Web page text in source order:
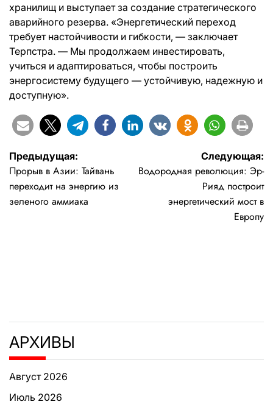
хранилищ и выступает за создание стратегического
аварийного резерва. «Энергетический переход
требует настойчивости и гибкости, — заключает
Терпстра. — Мы продолжаем инвестировать,
учиться и адаптироваться, чтобы построить
энергосистему будущего — устойчивую, надежную и
доступную».
Навигация
по
записям
Предыдущая:
Прорыв в Азии: Тайвань
переходит на энергию из
зеленого аммиака
Следующая:
Водородная революция: Эр-
Рияд построит
энергетический мост в
Европу
АРХИВЫ
Август 2026
Июль 2026